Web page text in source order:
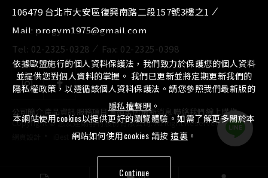
106479 台北市大安區復興南路二段157號3樓之1
Mail: progym1975@gmail.com
Tel: 02-2325-0328 Fax: 02-2325-0398
公司簡介產品資訊 服務項目⁄實績案例⁄最新消息 聯絡我們 線上購物
Copyright © 惠友運動器材股份有限公司. All Right Reserved.
依據歐盟施行的個人資料保護法，我們致力於保護您的個人資料
並提供您對個人資料的掌握。 我們已更新並將定期更新我們的
隱私權政策，以遵循該個人資料保護法。請您參照我們最新版的
隱私權聲明 。
本網站使用cookies以提供更好的瀏覽體驗。如需了解更多關於本
網站如何使用cookies 請按 這裏 。
Continue